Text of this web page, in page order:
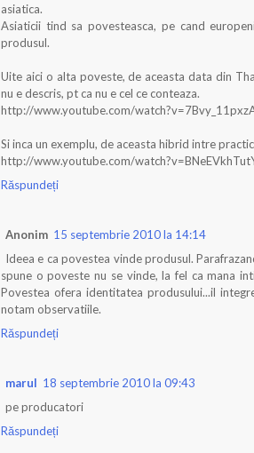
asiatica.
Asiaticii tind sa povesteasca, pe cand
produsul.
Uite aici o alta poveste, de aceasta data din
nu e descris, pt ca nu e cel ce conteaza.
http://www.youtube.com/
Si inca un exemplu, de aceasta hibrid intre
http://www.youtube.com/
Răspundeți
Anonim 15 septembrie 2010 la 14:14
Ideea e ca povestea vinde produsul.
spune o poveste nu se vinde, la fel ca mana
Povestea ofera identitatea produsului...il
notam observatiile.
Răspundeți
marul 18 septembrie 2010 la 09:43
pe producatori
Răspundeți